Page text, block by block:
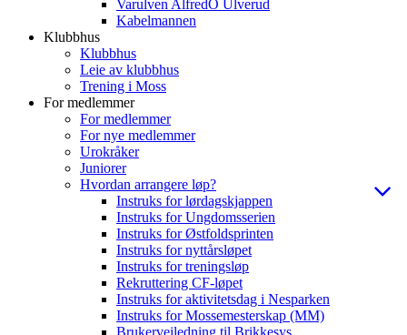
Varulven AlfredO Ulverud
Kabelmannen
Klubbhus
Klubbhus
Leie av klubbhus
Trening i Moss
For medlemmer
For medlemmer
For nye medlemmer
Urokråker
Juniorer
Hvordan arrangere løp?
Instruks for lørdagskjappen
Instruks for Ungdomsserien
Instruks for Østfoldsprinten
Instruks for nyttårsløpet
Instruks for treningsløp
Rekruttering CF-løpet
Instruks for aktivitetsdag i Nesparken
Instruks for Mossemesterskap (MM)
Brukerveiledning til Brikkesys